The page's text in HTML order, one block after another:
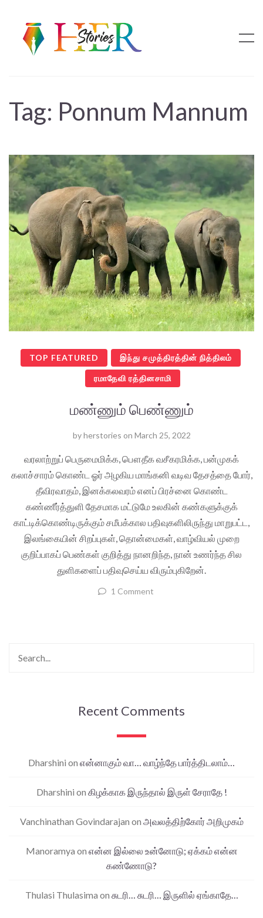
Tag: Ponnum Mannum
TOP FEATURED இந்து சமுத்திரத்தின் நித்திலம்
ரமாதேவி ரத்தினசாமி
மண்ணும் பெண்ணும்
byherstories on March 25, 2022
வரலாற்றுப் பெருமைமிக்க, பௌதீக வசீகரமிக்க, பன்முகக்
கலாச்சாரம் கொண்ட ஓர் அழகிய மாங்கனி வடிவ தேசத்தை போர்,
தீவிரவாதம், இனக்கலவரம் எனப் பிரச்னை கொண்ட
கண்ணீர்த்துளி தேசமாக மட்டுமே உலகின் கண்களுக்குக்
காட்டிக்கொண்டிருக்கும் சமீபக்கால பதிவுகளிலிருந்து மாறுபட்ட,
இலங்கையின் சிறப்புகள், தொன்மைகள், வாழ்வியல் முறை
குறிப்பாகப் பெண்கள் குறித்து நானறிந்த, நான் உணர்ந்த சில
துளிகளைப் பதிவுசெய்ய விரும்புகிறேன்.
1 Comment
Recent Comments
Dharshini on என்னாகும் வா… வாழ்ந்தே பார்த்திடலாம்…
Dharshini on கிழக்காக இருந்தால் இருள் சேராதே !
Vanchinathan Govindarajan on அவலத்திற்கோர் அறிமுகம்
Manoramya on என்ன இல்லை உன்னோடு; ஏக்கம் என்ன
கண்ணோடு?
Thulasi Thulasima on சுடரி… சுடரி… இருளில் ஏங்காதே…